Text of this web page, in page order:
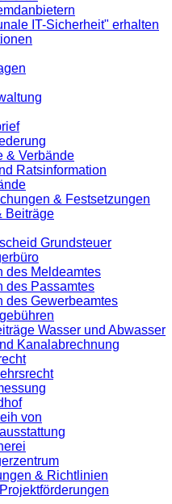
IT-Sicherheit" erhalten
& Verbände
Ratsinformation
& Festsetzungen
Beiträge
Grundsteuer
des Meldeamtes
des Passamtes
des Gewerbeamtes
Wasser und Abwasser
Kanalabrechnung
von
& Richtlinien